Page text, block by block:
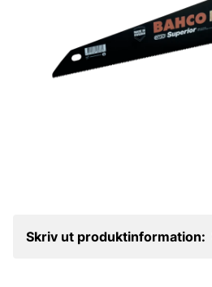
Skriv ut produktinformation: